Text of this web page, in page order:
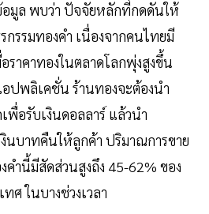
อมูล พบว่า ปัจจัยหลักที่กดดันให้
กรรมทองคำ เนื่องจากคนไทยมี
ราคาทองในตลาดโลกพุ่งสูงขึ้น
ปพลิเคชั่น ร้านทองจะต้องนำ
พื่อรับเงินดอลลาร์ แล้วนำ
นบาทคืนให้ลูกค้า ปริมาณการขาย
คำนี้มีสัดส่วนสูงถึง 45-62% ของ
ศ ในบางช่วงเวลา